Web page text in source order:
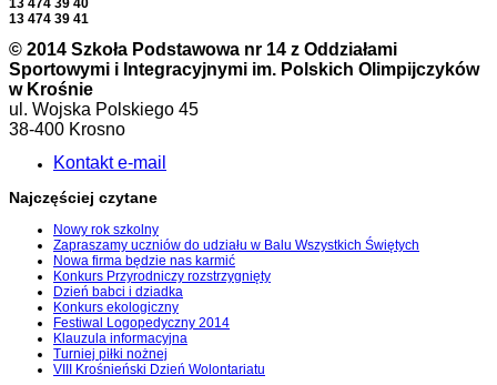
13 474 39 41
© 2014 Szkoła Podstawowa nr 14 z Oddziałami
Sportowymi i Integracyjnymi im. Polskich Olimpijczyków
w Krośnie
ul. Wojska Polskiego 45
38-400 Krosno
Kontakt e-mail
Najczęściej czytane
Nowy rok szkolny
Zapraszamy uczniów do udziału w Balu Wszystkich Świętych
Nowa firma będzie nas karmić
Konkurs Przyrodniczy rozstrzygnięty
Dzień babci i dziadka
Konkurs ekologiczny
Festiwal Logopedyczny 2014
Klauzula informacyjna
Turniej piłki nożnej
VIII Krośnieński Dzień Wolontariatu